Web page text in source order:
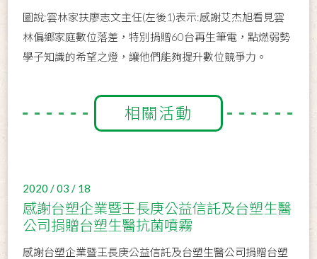
圖說:雲林家扶廖志文主任(左後1)表示:感謝艾杰旭看見雲
林偏鄉家庭數位落差，特別捐贈60台再生筆電，點燃弱勢
學子知識的希望之燈，讓他們能夠提升數位競爭力。
相關活動
2020 / 03 / 18
感謝台塑企業暨王長庚公益信託及台塑生醫
公司捐贈台塑生醫抗菌噴霧
感謝台塑企業暨王長庚公益信託及台塑生醫公司捐贈台塑